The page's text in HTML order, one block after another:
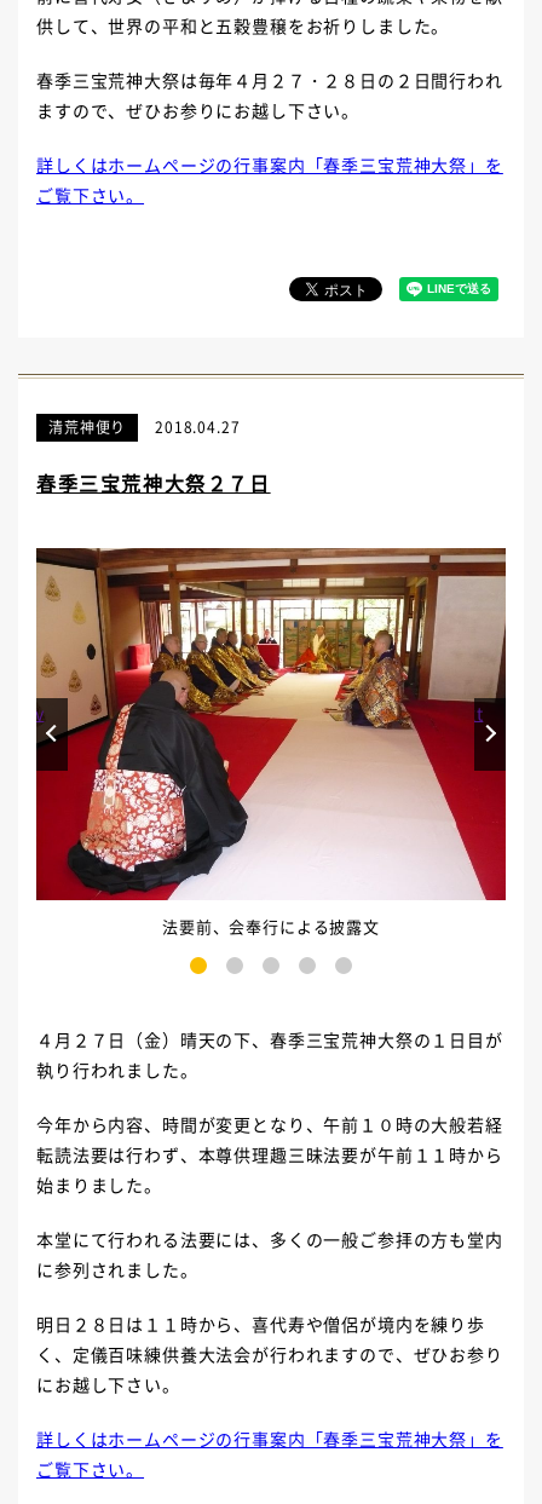
供して、世界の平和と五穀豊穣をお祈りしました。
春季三宝荒神大祭は毎年４月２７・２８日の２日間行われ
ますので、ぜひお参りにお越し下さい。
詳しくはホームページの行事案内「春季三宝荒神大祭」を
ご覧下さい。
清荒神便り 2018.04.27
春季三宝荒神大祭２７日
法要前、会奉行による披露文
3 4 5
Prev Next
４月２７日（金）晴天の下、春季三宝荒神大祭の１日目が
執り行われました。
今年から内容、時間が変更となり、午前１０時の大般若経
転読法要は行わず、本尊供理趣三昧法要が午前１１時から
始まりました。
本堂にて行われる法要には、多くの一般ご参拝の方も堂内
に参列されました。
明日２８日は１１時から、喜代寿や僧侶が境内を練り歩
く、定儀百味練供養大法会が行われますので、ぜひお参り
にお越し下さい。
詳しくはホームページの行事案内「春季三宝荒神大祭」を
ご覧下さい。